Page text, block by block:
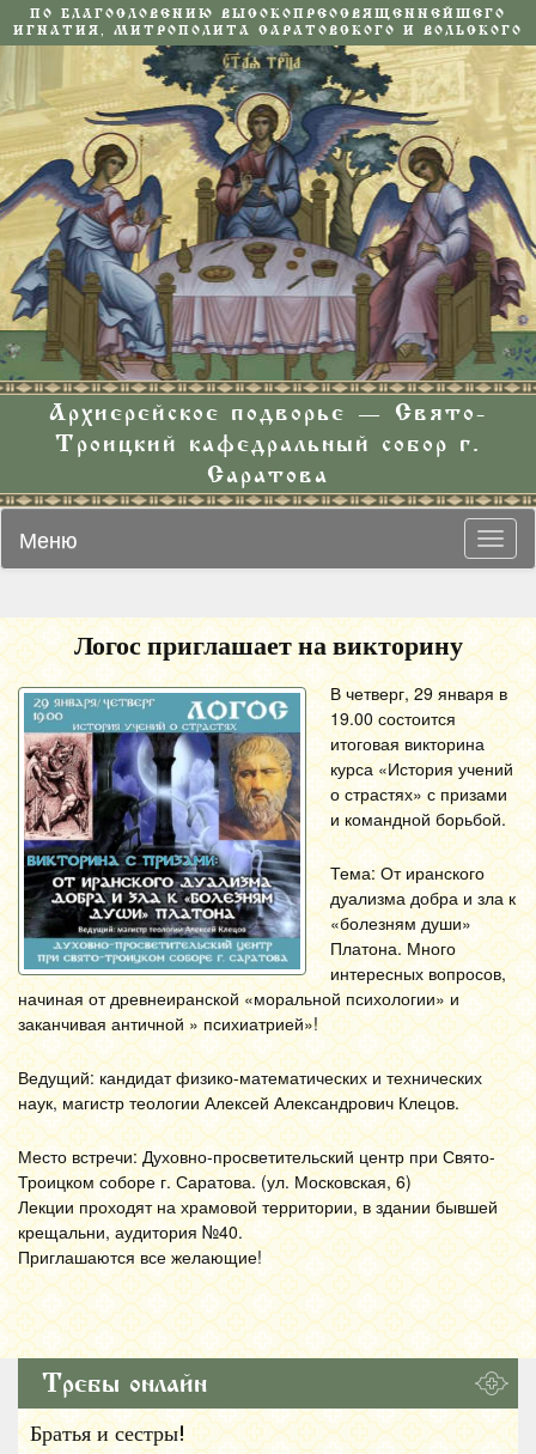
ПО БЛАГОСЛОВЕНИЮ ВЫСОКОПРЕОСВЯЩЕННЕЙШЕГО
ИГНАТИЯ, МИТРОПОЛИТА САРАТОВСКОГО И ВОЛЬСКОГО
Архиерейское подворье — Свято-
Троицкий кафедральный собор г.
Саратова
Меню
Логос приглашает на викторину
В четверг, 29 января в
19.00 состоится
итоговая викторина
курса «История учений
о страстях» с призами
и командной борьбой.
Тема: От иранского
дуализма добра и зла к
«болезням души»
Платона. Много
интересных вопросов,
начиная от древнеиранской «моральной психологии» и
заканчивая античной » психиатрией»!
Ведущий: кандидат физико-математических и технических
наук, магистр теологии Алексей Александрович Клецов.
Место встречи: Духовно-просветительский центр при Свято-
Троицком соборе г. Саратова. (ул. Московская, 6)
Лекции проходят на храмовой территории, в здании бывшей
крещальни, аудитория №40.
Приглашаются все желающие!
Требы онлайн
Братья и сестры!